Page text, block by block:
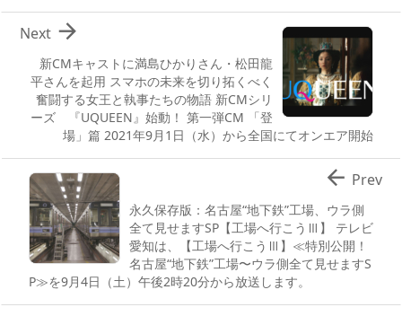
新CMキャストに満島ひかりさん・松田龍
平さんを起用 スマホの未来を切り拓くべく
奮闘する女王と執事たちの物語 新CMシリ
ーズ 『UQUEEN』始動！ 第一弾CM 「登
場」篇 2021年9月1日（水）から全国にてオンエア開始

Next
永久保存版：名古屋“地下鉄”工場、ウラ側
全て見せますSP【工場へ行こうⅢ】 テレビ
愛知は、【工場へ行こうⅢ】≪特別公開！
名古屋“地下鉄”工場〜ウラ側全て見せますS
P≫を9月4日（土）午後2時20分から放送します。
 Prev